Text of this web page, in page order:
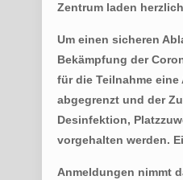
Zentrum laden
Um einen sicheren
Bekämpfung der
für die Teilnahme
abgegrenzt und der
Desinfektion,
vorgehalten werden.
Anmeldungen nimmt